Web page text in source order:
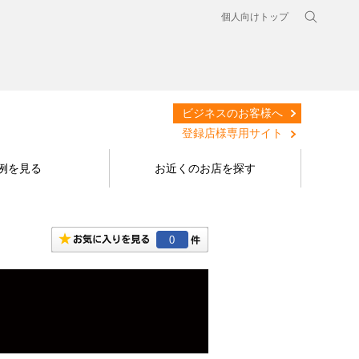
個人向けトップ
ビジネスのお客様へ
登録店様専用サイト
を見る お近くのお店を探す
0